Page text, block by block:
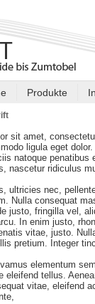
Produkte
sit amet,
ligula eget dolor.
natoque penatibus
nascetur ridiculus
ultricies nec,
Nulla consequat
justo, fringilla vel,
In enim justo,
vitae, justo.
pretium. Integer
elementum
eleifend tellus.
vitae, eleifend